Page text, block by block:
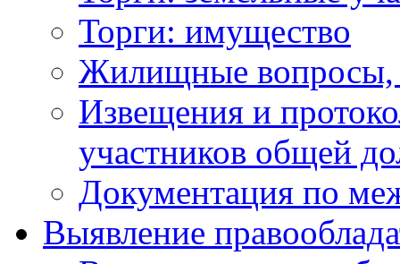
Торги: имущество
Жилищные вопросы,
Извещения и
участников общей
Документация по
Выявление